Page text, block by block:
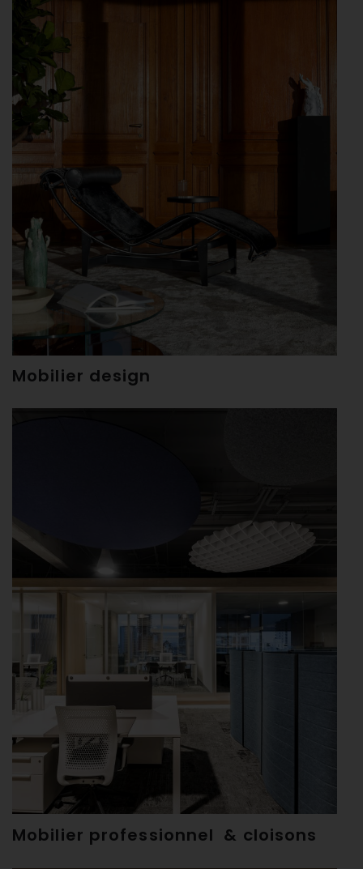
Mobilier design
Mobilier professionnel & cloisons